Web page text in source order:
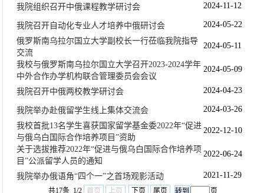
我院组织召开中俄课程教学研讨会 2024-11-12
我院召开自动化专业人才培养中俄研讨会
2024-05-22
俄罗斯南乌拉尔国立大学副校长一行莅临我院指导
交流
2024-05-11
我校与俄罗斯南乌拉尔国立大学召开2023-2024学年
中外合作办学机构联合管理委员会会议
2024-05-09
我院召开中俄两校教学研讨会 2024-04-23
我院举办赴俄留学生线上集体交流会
2024-03-26
我校首批13名学生喜获国家留学基金委2022年“促进
与俄乌白国际合作培养项目”资助
2022-12-10
关于选拔推荐2022年“促进与俄乌白国际合作培养项
目”公派留学人员的通知
2022-06-24
我院举办俄语角“四个一”之首场观影活动 2021-11-29
共17条 1/2 首页 上页 下页 尾页 页